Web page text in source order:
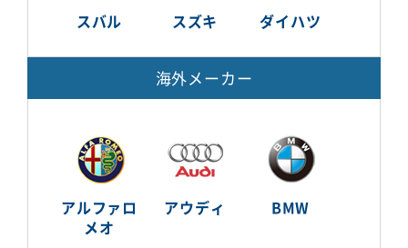
スバル スズキ ダイハツ
海外メーカー
アルファロ
メオ
アウディ BMW